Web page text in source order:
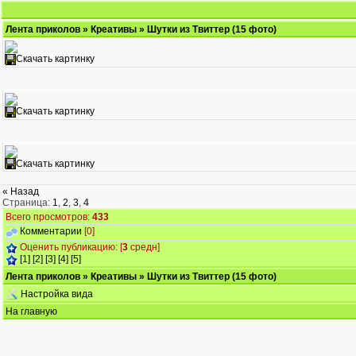
Лента приколов » Креативы » Шутки из Твиттер (15 фото)
Скачать картинку
Скачать картинку
Скачать картинку
« Назад
Страница: 1, 2, 3, 4
Всего просмотров: 433
Комментарии [0]
Оценить публикацию: [3 средн]
[1] [2] [3] [4] [5]
Лента приколов » Креативы » Шутки из Твиттер (15 фото)
Настройка вида
На главную